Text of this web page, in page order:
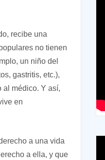
recibe una
no tienen
un niño del
gastritis, etc.),
médico. Y así,
en
a una vida
a ella, y que